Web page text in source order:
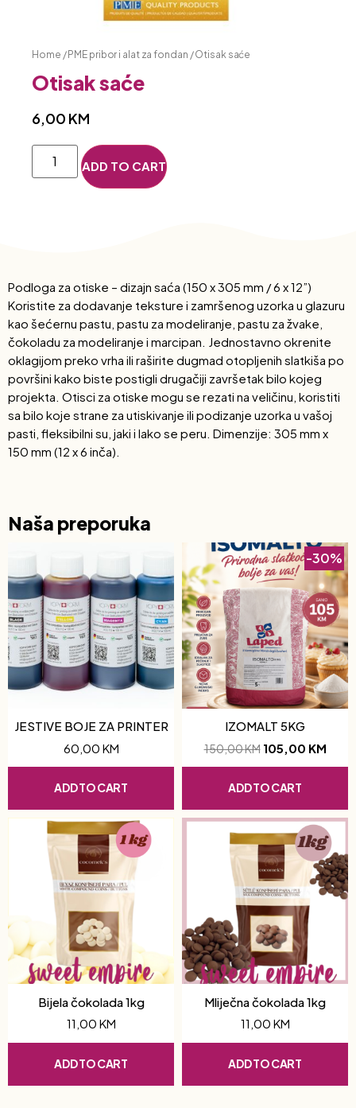
Home /PME pribor i alat za fondan / Otisak saće
Otisak saće
6,00 KM
ADD TO CART
Podloga za otiske – dizajn saća (150 x 305 mm / 6 x 12”)
Koristite za dodavanje teksture i zamršenog uzorka u glazuru
kao šećernu pastu, pastu za modeliranje, pastu za žvake,
čokoladu za modeliranje i marcipan. Jednostavno okrenite
oklagijom preko vrha ili raširite dugmad otopljenih slatkiša po
površini kako biste postigli drugačiji završetak bilo kojeg
projekta. Otisci za otiske mogu se rezati na veličinu, koristiti
sa bilo koje strane za utiskivanje ili podizanje uzorka u vašoj
pasti, fleksibilni su, jaki i lako se peru. Dimenzije: 305 mm x
150 mm (12 x 6 inča).
Naša preporuka
JESTIVE BOJE ZA PRINTER
60,00 KM
ADD TO CART
-30%
IZOMALT 5KG
150,00KM 105,00 KM
ADD TO CART
Bijela čokolada 1kg
11,00 KM
ADD TO CART
Mliječna čokolada 1kg
11,00 KM
ADD TO CART